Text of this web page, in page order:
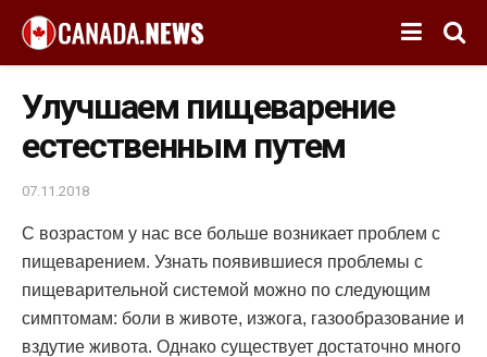
Улучшаем пищеварение
естественным путем
07.11.2018
С возрастом у нас все больше возникает проблем с
пищеварением. Узнать появившиеся проблемы с
пищеварительной системой можно по следующим
симптомам: боли в животе, изжога, газообразование и
вздутие живота. Однако существует достаточно много